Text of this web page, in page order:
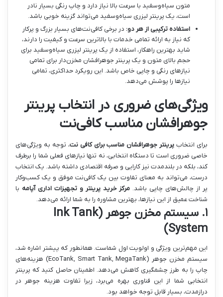
متون سیاه‌وسفید با سرعت بالا نیاز دارد و چاپ رنگی بسیار نادر
است، یک پرینتر لیزری سیاه‌وسفید می‌تواند گزینه خوبی باشد.
استفاده ترکیبی از هر دو: در برخی کافی‌نت‌های بسیار بزرگ و پرکار
که نیاز به ارائه تمامی خدمات با بالاترین سرعت و کیفیت را دارند،
شاید بهترین راهکار، استفاده از یک پرینتر لیزری سیاه‌وسفید برای
حجم بالای متون و یک پرینتر جوهرافشان مخزن‌دار برای تمامی
نیازهای رنگی و چاپی خاص باشد. این رویکرد حداکثری، تمامی
نیازها را پوشش می‌دهد.
ویژگی‌های ضروری در انتخاب پرینتر
جوهرافشان مناسب کافی‌نت
برای انتخاب پرینتر جوهرافشان مناسب برای کافی نت، توجه به ویژگی‌های
خاصی ضروری است تا دستگاه انتخابی، نه تنها نیازهای فعلی شما را برطرف
کند، بلکه در بلندمدت نیز کارایی و صرفه اقتصادی داشته باشد. یک انتخاب
درست، می‌تواند به معنای تفاوت بین یک کافی‌نت موفق و یک کسب‌وکار
پر از چالش‌های چاپی باشد. مرکز خرید پرینتر و تجهیزات اداری آپامه با
شناخت عمیق از این نیازها، بهترین مشاوره را به شما ارائه می‌دهد.
۱. سیستم مخزن جوهر (Ink Tank
System)
این مهم‌ترین ویژگی و اولویت اول شماست. همانطور که پیشتر اشاره شد،
سیستم مخزن جوهر (EcoTank, Smart Tank, MegaTank) هزینه‌های
چاپ را به طرز چشمگیری کاهش می‌دهد. اطمینان حاصل کنید که پرینتر
انتخابی شما از این فناوری بهره می‌برد، زیرا تفاوت هزینه جوهر در
درازمدت، بسیار قابل توجه خواهد بود.